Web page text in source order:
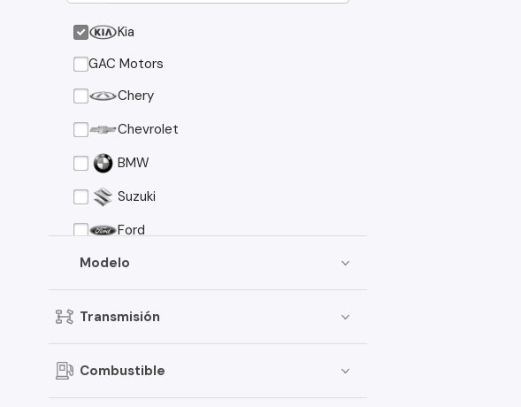
Kia
GAC Motors
Chery
Chevrolet
BMW
Suzuki
Ford
Asia Motors
Mazda
Nissan
Peugeot
Modelo
Transmisión
Combustible